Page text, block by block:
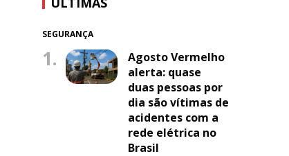
SEGURANÇA
1.
Agosto Vermelho
alerta: quase
duas pessoas por
dia são vítimas de
acidentes com a
rede elétrica no
Brasil